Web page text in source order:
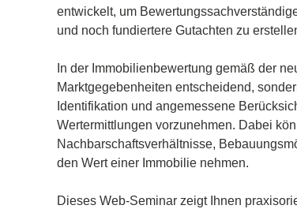
entwickelt, um
und noch fundiertere Gutachten zu
In der Immobilienbewertung gemäß der
Marktgegebenheiten entscheidend,
Identifikation und angemessene
Wertermittlungen vorzunehmen. Dabei
Nachbarschaftsverhältnisse,
den Wert einer Immobilie nehmen.
Dieses Web-Seminar zeigt Ihnen